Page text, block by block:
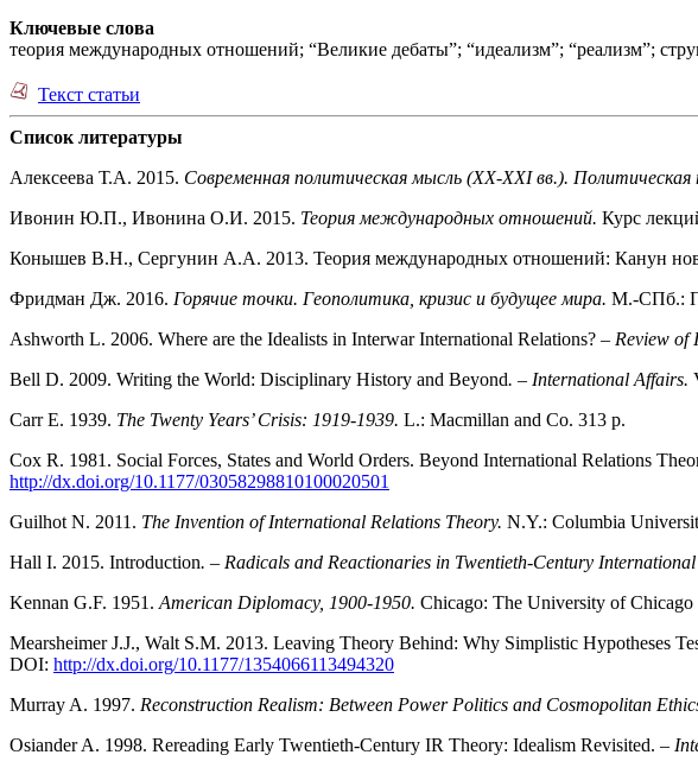
Ключевые слова
теория международных отношений; “Великие дебаты”; “идеализм”; “реализм”;
Текст статьи
Список литературы
Алексеева Т.А. 2015. Современная политическая мысль (ХX‑XХI вв.).
Ивонин Ю.П., Ивонина О.И. 2015. Теория международных отношений. Курс
Конышев В.Н., Сергунин А.А. 2013. Теория международных отношений: Канун
Фридман Дж. 2016. Горячие точки. Геополитика, кризис и будущее мира. М.-СПб.:
Ashworth L. 2006. Where are the Idealists in Interwar International Relations? – Review of
Bell D. 2009. Writing the World: Disciplinary History and Beyond. – International Affairs.
Carr E. 1939. The Twenty Years’ Crisis: 1919‑1939. L.: Macmillan and Co. 313 p.
Cox R. 1981. Social Forces, States and World Orders. Beyond International Relations
http://dx.doi.org/10.1177/03058298810100020501
Guilhot N. 2011. The Invention of International Relations Theory. N.Y.: Columbia
Hall I. 2015. Introduction. – Radicals and Reactionaries in Twentieth-Century
Kennan G.F. 1951. American Diplomacy, 1900‑1950. Chicago: The University of Chicago
Mearsheimer J.J., Walt S.M. 2013. Leaving Theory Behind: Why Simplistic Hypotheses
DOI: http://dx.doi.org/10.1177/1354066113494320
Murray A. 1997. Reconstruction Realism: Between Power Politics and Cosmopolitan
Osiander A. 1998. Rereading Early Twentieth-Century IR Theory: Idealism Revisited. –